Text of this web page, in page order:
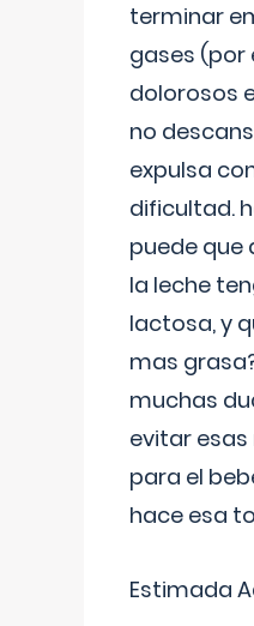
terminar
gases (por
dolorosos
no
expulsa
dificultad.
puede que
la leche
lactosa, y
mas
muchas
evitar
para el
hace esa
Estimada